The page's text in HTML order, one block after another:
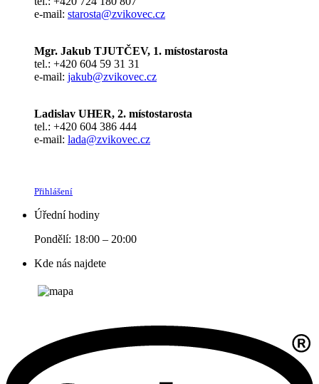
e-mail: starosta@zvikovec.cz
Mgr. Jakub TJUTČEV, 1. místostarosta
tel.: +420 604 59 31 31
e-mail: jakub@zvikovec.cz
Ladislav UHER, 2. místostarosta
tel.: +420 604 386 444
e-mail: lada@zvikovec.cz
Přihlášení
Úřední hodiny
Pondělí: 18:00 – 20:00
Kde nás najdete